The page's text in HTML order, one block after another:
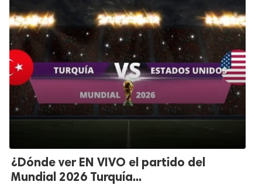
¿Dónde ver EN VIVO el partido del
Mundial 2026 Turquía...